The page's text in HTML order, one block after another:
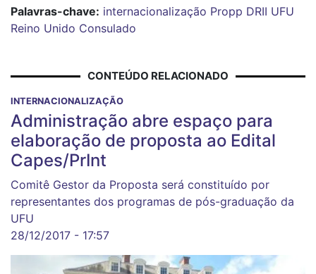
Palavras-chave: internacionalização Propp DRII UFU
Reino Unido Consulado
CONTEÚDO RELACIONADO
INTERNACIONALIZAÇÃO
Administração abre espaço para
elaboração de proposta ao Edital
Capes/PrInt
Comitê Gestor da Proposta será constituído por
representantes dos programas de pós-graduação da
UFU
28/12/2017 - 17:57